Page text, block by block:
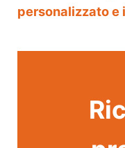
personalizzato e